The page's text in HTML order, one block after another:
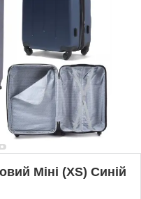
Міні (XS) Синій